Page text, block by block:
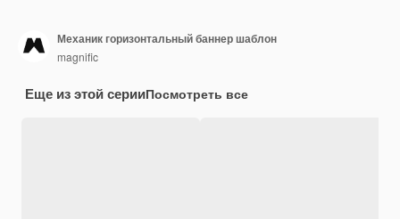
Механик горизонтальный баннер шаблон
magnific
Еще из этой серииПосмотреть все